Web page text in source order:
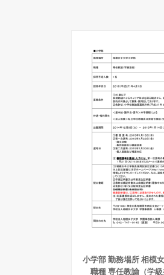
小学部 勤務場所 相模
職種 専任教諭（学